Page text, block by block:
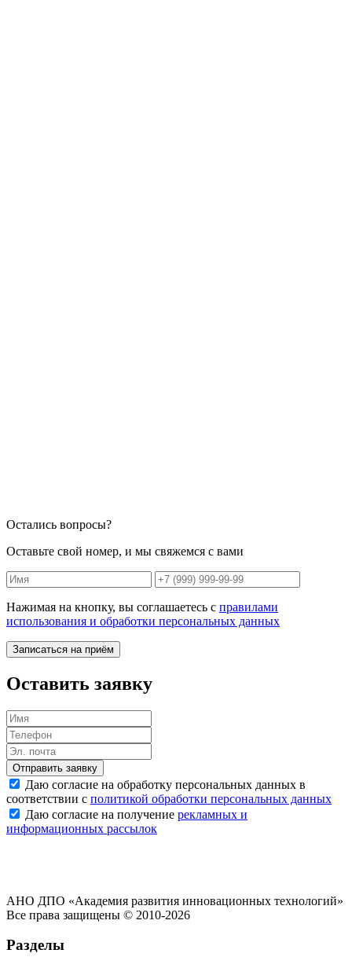
Остались вопросы?
Оставьте свой номер, и мы свяжемся с вами
Нажимая на кнопку, вы соглашаетесь с правилами
использования и обработки персональных данных
Записаться на приём
Оставить заявку
Отправить заявку
Даю согласие на обработку персональных данных в
соответствии с политикой обработки персональных данных
Даю согласие на получение рекламных и
информационных рассылок
АНО ДПО «Академия развития инновационных технологий»
Все права защищены © 2010-2026
Разделы